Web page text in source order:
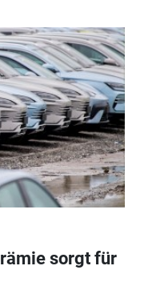
sorgt für